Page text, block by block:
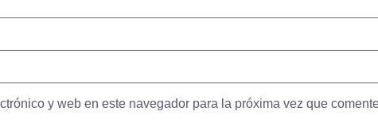
y web en este navegador para la próxima vez que